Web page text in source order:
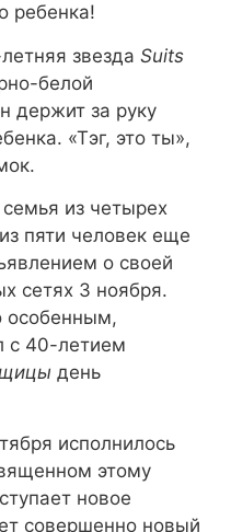
ребенка!
звезда Suits
белой
держит за руку
«Тэг, это ты»,
из четырех
пяти человек еще
о своей
сетях 3 ноября.
особенным,
с 40-летием
день
исполнилось
этому
новое
совершенно новый